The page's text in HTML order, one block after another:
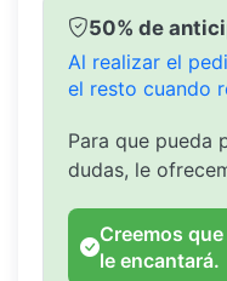
50% de
Al realizar el
el resto cuando
Para que pueda
dudas, le
Creemos
le encantará.